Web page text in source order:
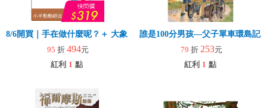
8/6開買｜手在做什麼呢？＋ 大象拉拉樂(玩具)
95 折 494元
紅利 1 點
誰是100分男孩—父子單車環島記
79 折 253元
紅利 1 點